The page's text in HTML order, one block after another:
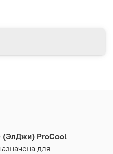
(ЭлДжи) ProCool
для